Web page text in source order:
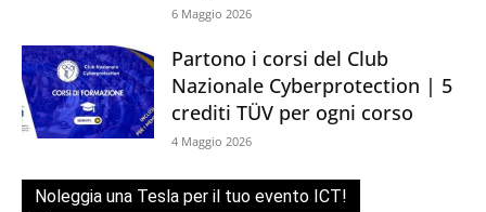
6 Maggio 2026
Partono i corsi del Club
Nazionale Cyberprotection | 5
crediti TÜV per ogni corso
4 Maggio 2026
Noleggia una Tesla per il tuo evento ICT!